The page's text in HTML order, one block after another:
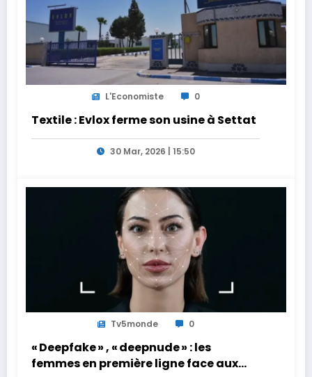
L'Economiste 0
Textile : Evlox ferme son usine à Settat
30 Mar, 2026 | 15:50
Tv5monde 0
« Deepfake » , « deepnude » : les
femmes en première ligne face aux